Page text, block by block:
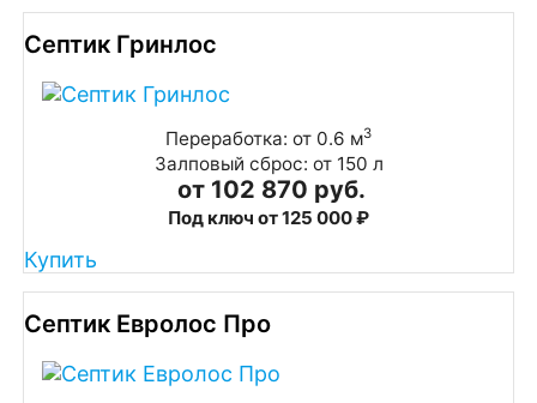
Септик Гринлос
Переработка: от 0.6 м3
Залповый сброс: от 150 л
от 102 870 руб.
Под ключ от 125 000 ₽
Купить
Септик Евролос Про